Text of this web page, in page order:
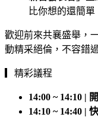
比你想的還簡單
歡迎前來共襄盛舉，
動精采絕倫，不容錯過
▎精彩議程
14:00 ~ 14:10 |
14:10 ~ 14:40 |